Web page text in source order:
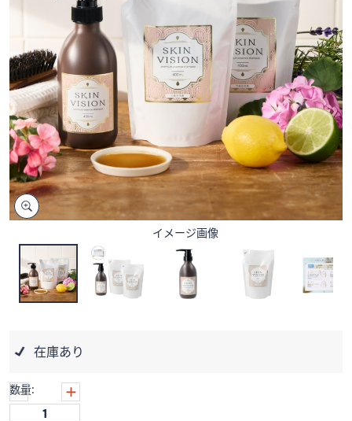
た
は
タ
ッ
チ
デ
バ
イ
ス
で
右
に
ス
ワ
プ
て
閲
イメージ画像
在庫あり
数量: